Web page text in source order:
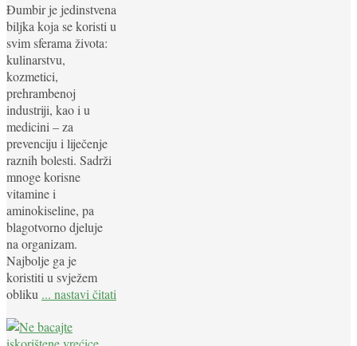
Đumbir je jedinstvena
biljka koja se koristi u
svim sferama života:
kulinarstvu,
kozmetici,
prehrambenoj
industriji, kao i u
medicini – za
prevenciju i liječenje
raznih bolesti. Sadrži
mnoge korisne
vitamine i
aminokiseline, pa
blagotvorno djeluje
na organizam.
Najbolje ga je
koristiti u svježem
obliku ... nastavi čitati